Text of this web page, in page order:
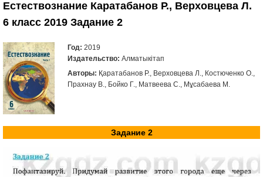
Естествознание Каратабанов Р., Верховцева Л.
6 класс 2019 Задание 2
Год: 2019
Издательство: Алматыкітап
Авторы: Қаратабанов Р., Верховцева Л., Костюченко О.,
Прахнау В., Бойко Г., Матвеева С., Мұсабаева М.
Задание 2